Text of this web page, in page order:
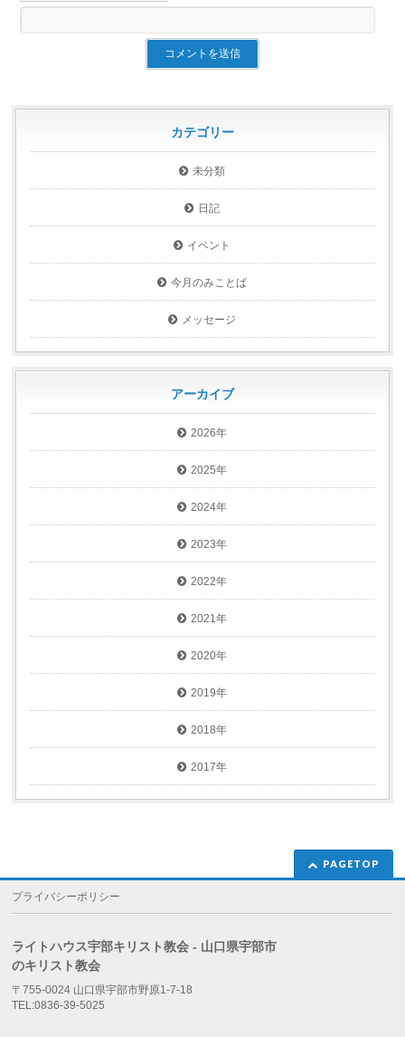
カテゴリー
未分類
日記
イベント
今月のみことば
メッセージ
アーカイブ
2026年
2025年
2024年
2023年
2022年
2021年
2020年
2019年
2018年
2017年
PAGETOP
プライバシーポリシー
ライトハウス宇部キリスト教会 - 山口県宇部市
のキリスト教会
〒755-0024 山口県宇部市野原1-7-18
TEL:0836-39-5025